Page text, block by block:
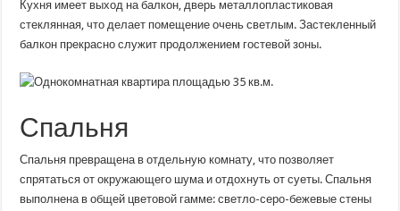
Кухня имеет выход на балкон, дверь металлопластиковая
стеклянная, что делает помещение очень светлым. Застекленный
балкон прекрасно служит продолжением гостевой зоны.
Спальня
Спальня превращена в отдельную комнату, что позволяет
спрятаться от окружающего шума и отдохнуть от суеты. Спальня
выполнена в общей цветовой гамме: светло-серо-бежевые стены